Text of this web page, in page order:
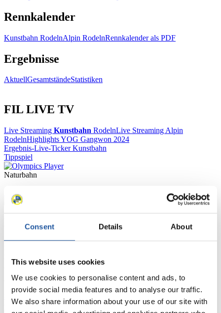
Consent Details About
This website uses cookies
We use cookies to personalise content and ads, to
provide social media features and to analyse our traffic.
We also share information about your use of our site with
Rennkalender
Kunstbahn RodelnAlpin RodelnRennkalender als PDF
Ergebnisse
AktuellGesamtständeStatistiken
FIL LIVE TV
Live Streaming Kunstbahn RodelnLive Streaming Alpin
RodelnHighlights YOG Gangwon 2024
Ergebnis-Live-Ticker Kunstbahn
Tippspiel
Naturbahn
Zielgruppen Anzeigen
Für Presse- und Medienvertreter
Hier finden Sie Informationen für Presse- und Medienvertreter. Sie
Wettkämpfen. Außerdem können Sie Ihre Medienakkreditierung
allgemeine Neuigkeiten einholen.
>> Weiter